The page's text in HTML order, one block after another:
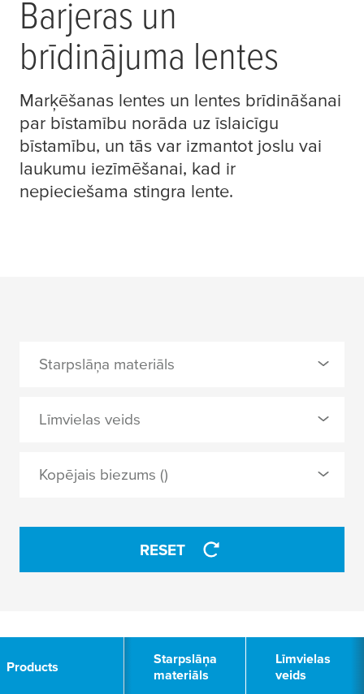
Barjeras un
brīdinājuma lentes
Marķēšanas lentes un lentes brīdināšanai
par bīstamību norāda uz īslaicīgu
bīstamību, un tās var izmantot joslu vai
laukumu iezīmēšanai, kad ir
nepieciešama stingra lente.
Starpslāņa materiāls
0 Selected
Līmvielas veids
0 Selected
Kopējais biezums ()
RESET
Products
Starpslāņa
materiāls
Līmvielas
veids